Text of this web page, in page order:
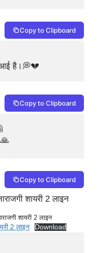
Copy to Clipboard
है।💭💔
Copy to Clipboard
Copy to Clipboard
शायरी 2 लाइन
2 लाइन
Download